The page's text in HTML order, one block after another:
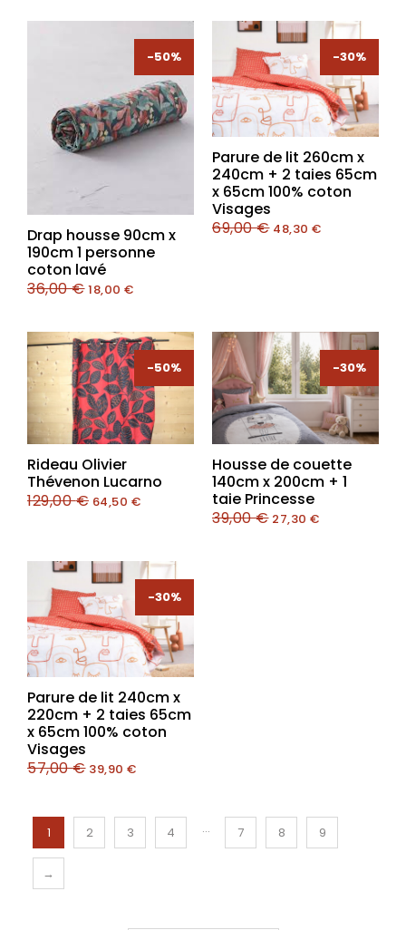
-50%
Drap housse 90cm x
190cm 1 personne
coton lavé
36,00€18,00 €
-30%
-30%
Parure de lit 260cm x
240cm + 2 taies 65cm
x 65cm 100% coton
Visages
69,00€ 48,30 €
-50%
-50%
Rideau Olivier
Thévenon Lucarno
129,00€ 64,50 €
-30%
-30%
Housse de couette
140cm x 200cm + 1
taie Princesse
39,00€ 27,30 €
-30%
-30%
Parure de lit 240cm x
220cm + 2 taies 65cm
x 65cm 100% coton
Visages
57,00€ 39,90 €
1 2 3 4 … 7 8 9
→